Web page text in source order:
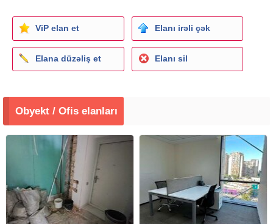
ViP elan et Elanı irəli çək
Elana düzəliş et Elanı sil
Obyekt / Ofis elanları